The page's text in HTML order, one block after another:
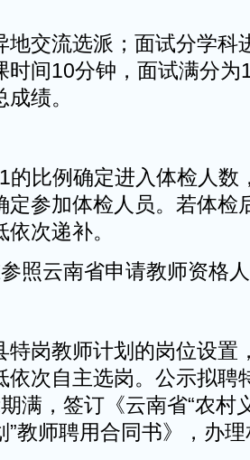
地交流选派；面试分学科
时间10分钟，面试满分为
绩。
的比例确定进入体检人
定参加体检人员。若体检
次递补。
参照云南省申请教师资格
特岗教师计划的岗位设
依次自主选岗。公示拟聘
满，签订《云南省“农村
”教师聘用合同书》，办